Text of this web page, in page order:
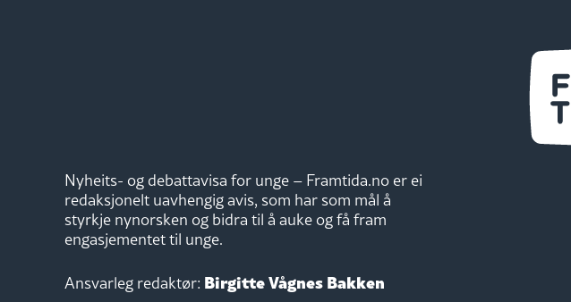
Nyheits- og debattavisa for unge – Framtida.no er ei
redaksjonelt uavhengig avis, som har som mål å
styrkje nynorsken og bidra til å auke og få fram
engasjementet til unge.
Ansvarleg redaktør: Birgitte Vågnes Bakken